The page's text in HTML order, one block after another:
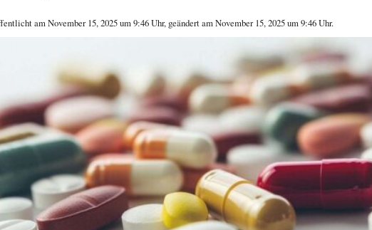
amNovember 15, 2025um 9:46 Uhr, geändert am November 15, 2025 um 9:46 Uhr.